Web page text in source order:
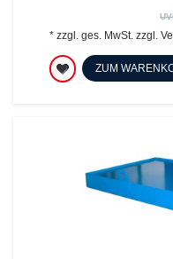
* zzgl. ges. MwSt. zzgl.
ZUM